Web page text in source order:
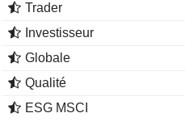
Trader
Investisseur
Globale
Qualité
ESG MSCI